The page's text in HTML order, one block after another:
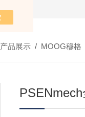
产品展示/ MOOG穆格